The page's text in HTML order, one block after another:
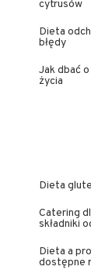
cytrusów
Dieta
błędy
Jak dbać
życia
Dieta
Catering
składniki
Dieta a
dostępne